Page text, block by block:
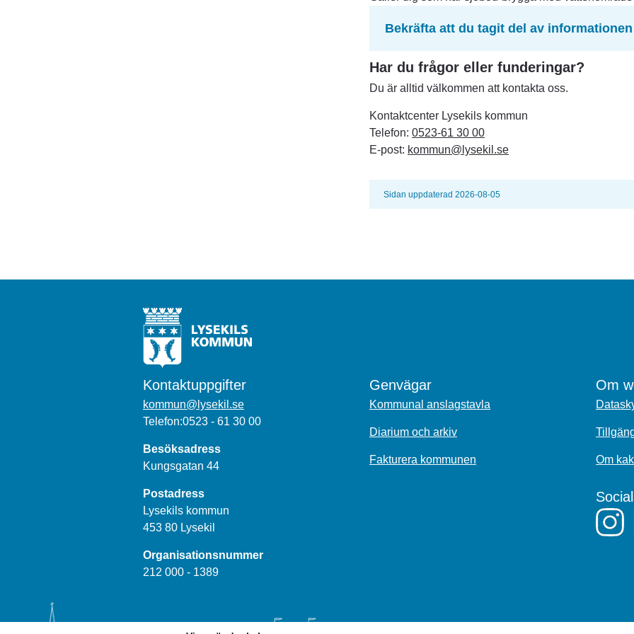
Bekräfta att du tagit del av informationen
Har du frågor eller funderingar?
Du är alltid välkommen att kontakta oss.
Kontaktcenter Lysekils kommun
Telefon: 0523-61 30 00
E-post: kommun@lysekil.se
Sidan uppdaterad 2026-08-05
Kontaktuppgifter
kommun@lysekil.se
Telefon:0523 - 61 30 00
Besöksadress
Kungsgatan 44
Postadress
Lysekils kommun
453 80 Lysekil
Organisationsnummer
212 000 - 1389
Genvägar
Kommunal anslagstavla
Diarium och arkiv
Fakturera kommunen
Om
Om